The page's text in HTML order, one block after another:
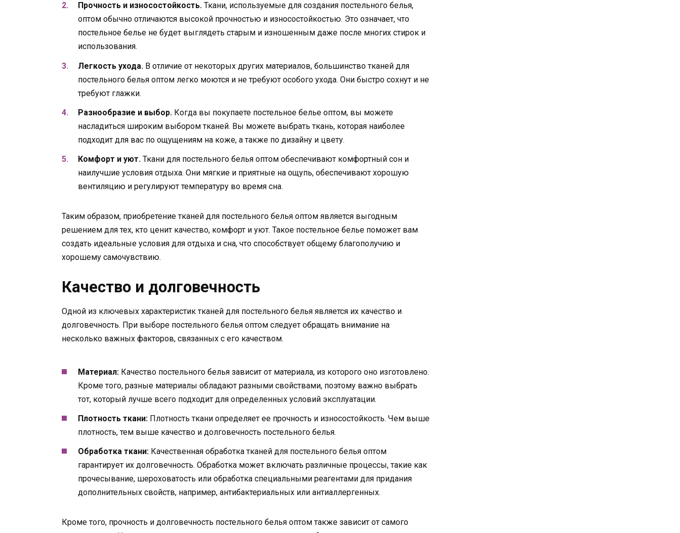
Прочность и износостойкость. Ткани, используемые для создания постельного белья,
оптом обычно отличаются высокой прочностью и износостойкостью. Это означает, что
постельное белье не будет выглядеть старым и изношенным даже после многих стирок и
использования.
Легкость ухода. В отличие от некоторых других материалов, большинство тканей для
постельного белья оптом легко моются и не требуют особого ухода. Они быстро сохнут и не
требуют глажки.
Разнообразие и выбор. Когда вы покупаете постельное белье оптом, вы можете
насладиться широким выбором тканей. Вы можете выбрать ткань, которая наиболее
подходит для вас по ощущениям на коже, а также по дизайну и цвету.
Комфорт и уют. Ткани для постельного белья оптом обеспечивают комфортный сон и
наилучшие условия отдыха. Они мягкие и приятные на ощупь, обеспечивают хорошую
вентиляцию и регулируют температуру во время сна.
Таким образом, приобретение тканей для постельного белья оптом является выгодным
решением для тех, кто ценит качество, комфорт и уют. Такое постельное белье поможет вам
создать идеальные условия для отдыха и сна, что способствует общему благополучию и
хорошему самочувствию.
Качество и долговечность
Одной из ключевых характеристик тканей для постельного белья является их качество и
долговечность. При выборе постельного белья оптом следует обращать внимание на
несколько важных факторов, связанных с его качеством.
Материал: Качество постельного белья зависит от материала, из которого оно изготовлено.
Кроме того, разные материалы обладают разными свойствами, поэтому важно выбрать
тот, который лучше всего подходит для определенных условий эксплуатации.
Плотность ткани: Плотность ткани определяет ее прочность и износостойкость. Чем выше
плотность, тем выше качество и долговечность постельного белья.
Обработка ткани: Качественная обработка тканей для постельного белья оптом
гарантирует их долговечность. Обработка может включать различные процессы, такие как
прочесывание, шероховатость или обработка специальными реагентами для придания
дополнительных свойств, например, антибактериальных или антиаллергенных.
Кроме того, прочность и долговечность постельного белья оптом также зависит от самого